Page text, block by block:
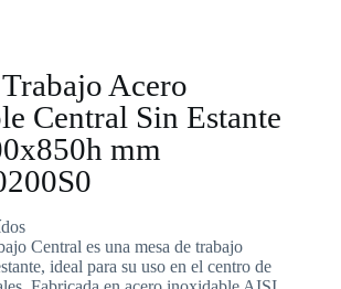
Acero
Central Sin Estante
mm
Central es una mesa de trabajo
ideal para su uso en el centro de